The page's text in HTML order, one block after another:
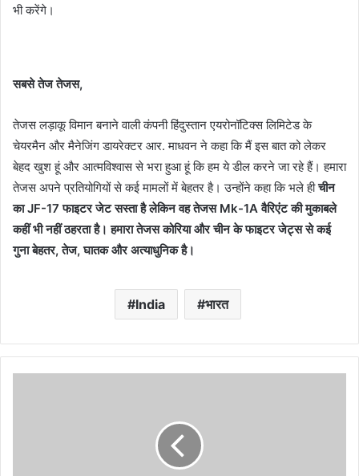
भी करेंगे।
सबसे तेज तेजस,
तेजस लड़ाकू विमान बनाने वाली कंपनी हिंदुस्तान एयरोनॉटिक्स लिमिटेड के
चेयरमैन और मैनेजिंग डायरेक्टर आर. माधवन ने कहा कि मैं इस बात को लेकर
बेहद खुश हूं और आत्मविश्वास से भरा हुआ हूं कि हम ये डील करने जा रहे हैं। हमारा
तेजस अपने प्रतियोगियों से कई मामलों में बेहतर है। उन्होंने कहा कि भले हीचीन
का JF-17 फाइटर जेट सस्ता है लेकिन वह तेजस Mk-1A वैरिएंट की मुकाबले
कहीं भी नहीं ठहरता है। हमारा तेजस कोरिया और चीन के फाइटर जेट्स से कई
गुना बेहतर, तेज, घातक और अत्याधुनिक है।
India भारत